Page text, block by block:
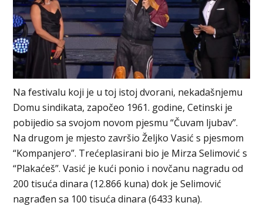
Na festivalu koji je u toj istoj dvorani, nekadašnjemu
Domu sindikata, započeo 1961. godine, Cetinski je
pobijedio sa svojom novom pjesmu “Čuvam ljubav”.
Na drugom je mjesto završio Željko Vasić s pjesmom
“Kompanjero”. Trećeplasirani bio je Mirza Selimović s
“Plakaćeš”. Vasić je kući ponio i novčanu nagradu od
200 tisuća dinara (12.866 kuna) dok je Selimović
nagrađen sa 100 tisuća dinara (6433 kuna).